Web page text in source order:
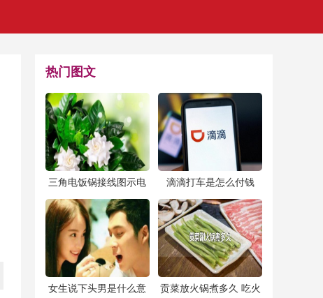
热门图文
​三角电饭锅接线图示电
饭煲如何接线
​滴滴打车是怎么付钱
的？是先付钱还是后付
钱？
​女生说下头男是什么意 ​贡菜放火锅煮多久 吃火